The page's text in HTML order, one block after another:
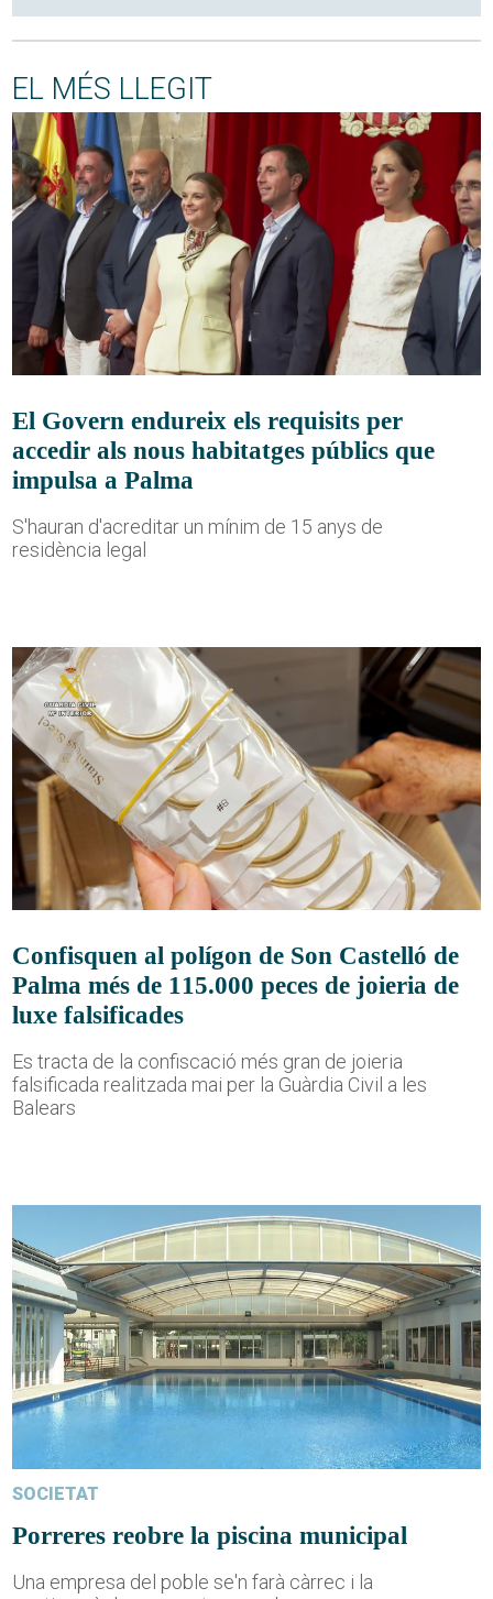
EL MÉS LLEGIT
El Govern endureix els requisits per
accedir als nous habitatges públics que
impulsa a Palma
S'hauran d'acreditar un mínim de 15 anys de
residència legal
Confisquen al polígon de Son Castelló de
Palma més de 115.000 peces de joieria de
luxe falsificades
Es tracta de la confiscació més gran de joieria
falsificada realitzada mai per la Guàrdia Civil a les
Balears
SOCIETAT
Porreres reobre la piscina municipal
Una empresa del poble se'n farà càrrec i la